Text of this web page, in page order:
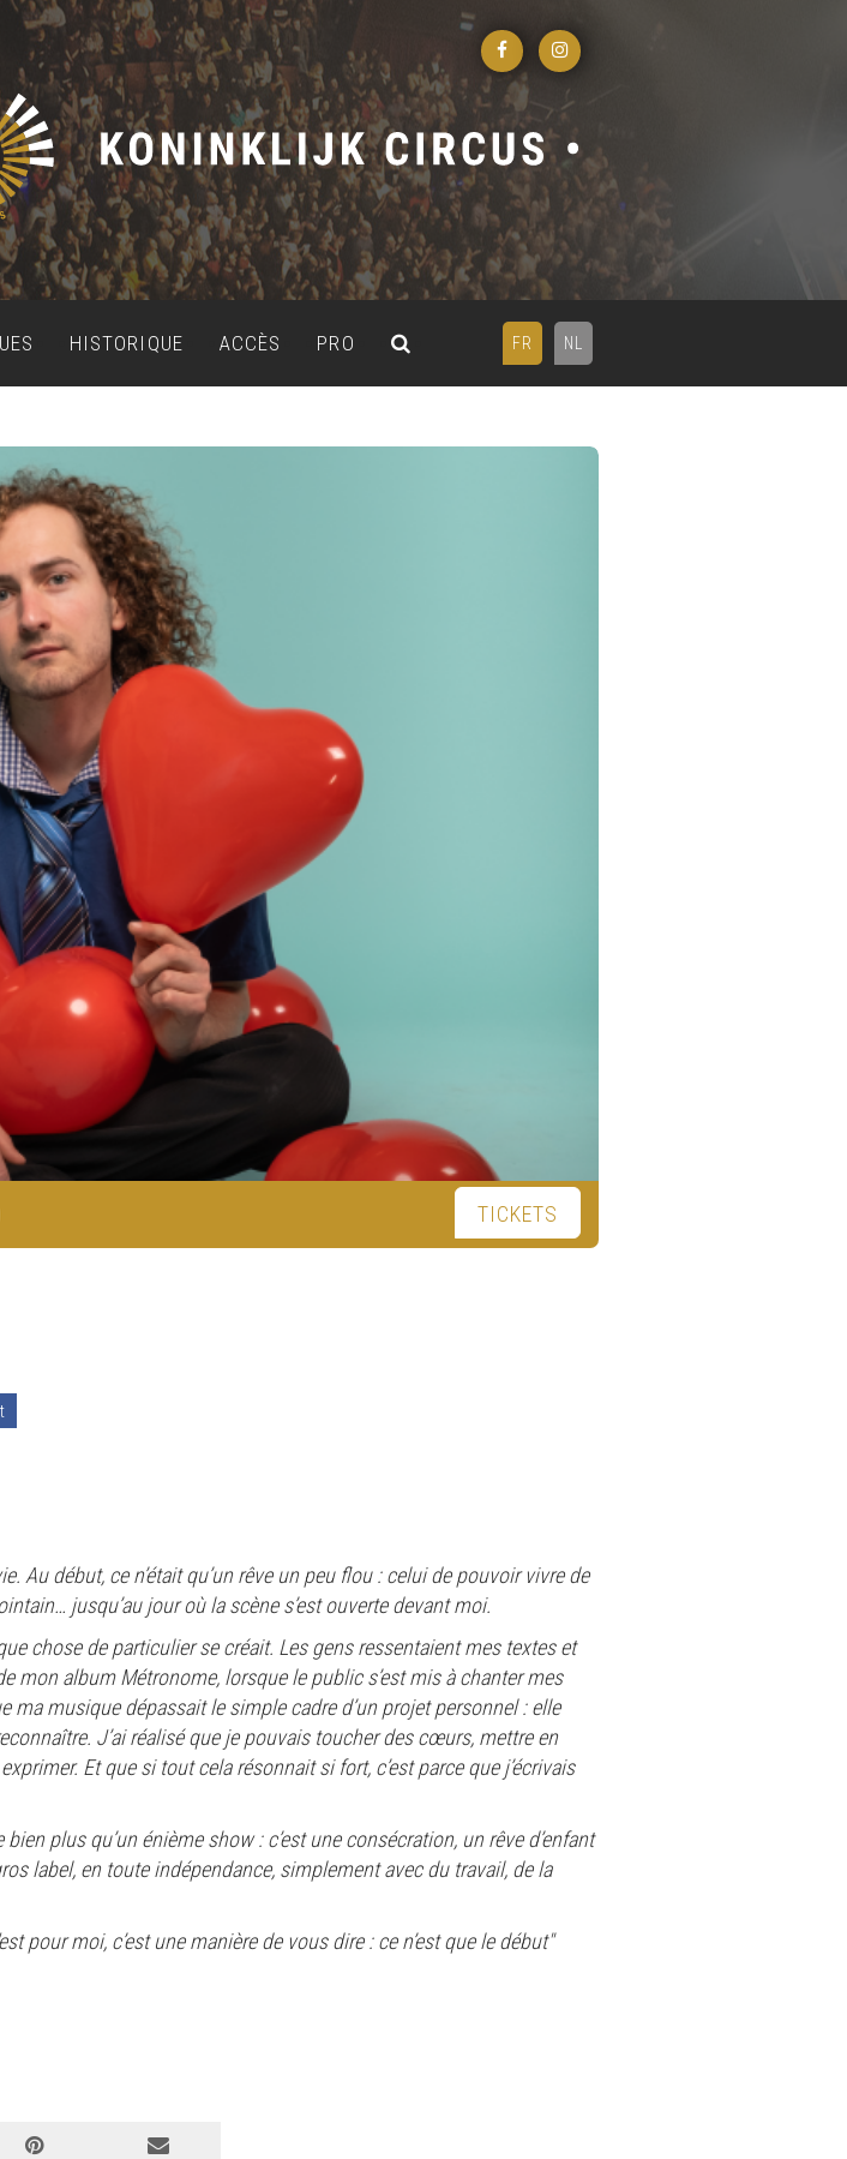
FR NL
HISTORIQUE ACCÈS PRO
TICKETS
Au début, ce n’était qu’un rêve un peu flou : celui de pouvoir vivre de
jusqu’au jour où la scène s’est ouverte devant moi.
chose de particulier se créait. Les gens ressentaient mes textes et
mon album Métronome, lorsque le public s’est mis à chanter mes
ma musique dépassait le simple cadre d’un projet personnel : elle
J’ai réalisé que je pouvais toucher des cœurs, mettre en
Et que si tout cela résonnait si fort, c’est parce que j’écrivais
plus qu’un énième show : c’est une consécration, un rêve d’enfant
label, en toute indépendance, simplement avec du travail, de la
pour moi, c’est une manière de vous dire : ce n’est que le début"